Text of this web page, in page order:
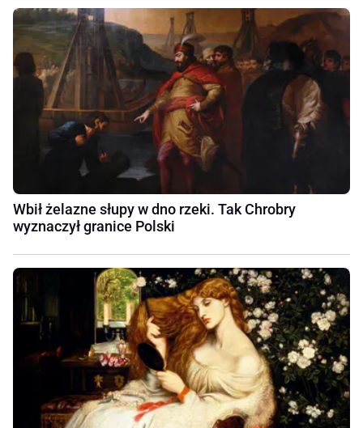
Wbił żelazne słupy w dno rzeki. Tak Chrobry
wyznaczył granice Polski